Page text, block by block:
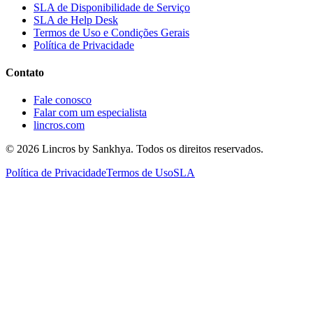
SLA de Disponibilidade de Serviço
SLA de Help Desk
Termos de Uso e Condições Gerais
Política de Privacidade
Contato
Fale conosco
Falar com um especialista
lincros.com
© 2026 Lincros by Sankhya. Todos os direitos reservados.
Política de PrivacidadeTermos de UsoSLA